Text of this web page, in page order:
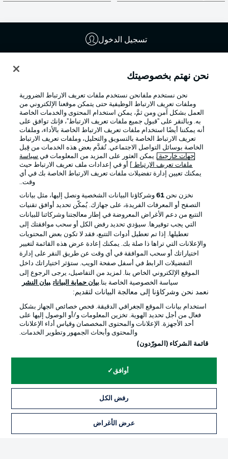
تسجيل الدخول
Football as it's meant to be
تطبيق الدوري الألماني
Official Partners
الإخطارات القانونية
شروط الاستخدام الوظائف
تواصل معنا
نحن نهتم بخصوصيتك
نحن نستخدم ملفانحن نستخدم ملفات تعريف الارتباط الضرورية
وملفات تعريف الارتباط الوظيفية حتى يتمكن موقعنا الإلكتروني من
العمل بشكل آمن ومن ثمَّ، يمكن استخدام المحتوى والخدمات الخاصة
به. وبالنقر على "قبول جميع ملفات تعريف الارتباط"، فإنك توافق على
أنه يمكننا أيضًا استخدام ملفات تعريف الارتباط الخاصة بالأداء، وملفات
تعريف الارتباط الخاصة بالتسويق والتحليل، وملفات تعريف الارتباط
الخاصة بوسائل التواصل الاجتماعي. تُقدَّم بعض هذه الخدمات من قِبل
جهات خارجية . يمكن العثور على المزيد من المعلومات في سياسة
ملفات تعريف الارتباط
] أو في إعدادات ملف تعريف الارتباط حيث
يمكنك تعيين إدارة تفضيلات ملفات تعريف الارتباط الخاصة بك في أي
وقت..
نخزن نحن 61وشركاؤنا البيانات الشخصية ونصل إليها، مثل بيانات
التصفح أو المعرفات الفريدة، على جهازك. يُمكّن تحديد أوافق تقنيات
التتبع من دعم الأغراض المعروضة في إطار معالجتنا وشركائنا للبيانات
التي يجب توفيرها. سيؤدي تحديد رفض الكل أو سحب موافقتك إلى
تعطيلها. إذا تم تعطيل أدوات التتبع، فقد لا تكون بعض المحتويات
والإعلانات التي تراها ذا صلة بك. يمكنك إعادة عرض هذه القائمة لتغيير
اختياراتك أو سحب الموافقة في أي وقت عن طريق النقر على إدارة
التفضيلات الرابط في أسفل صفحة الويب. ستؤثر اختياراتك داخل
الموقع الإلكتروني الخاص بنا. لمزيد من التفاصيل، يرجى الرجوع إلى
سياسة الخصوصية الخاصة بنا.بيان حماية البيانات بيان النشر
نعمد نحن وشركاؤنا إلى معالجة البيانات لتقديم:
استخدام بيانات الموقع الجغرافي الدقيقة. فحص خصائص الجهاز بشكل
فعال من أجل تحديد الهوية. تخزين المعلومات و/أو الوصول إليها على
أحد الأجهزة. الإعلانات والمحتوى المخصصان وقياس أداء الإعلانات
والمحتوى وأبحاث الجمهور وتطوير الخدمات.
قائمة الشركاء (المورّدون)
أوافق
رفض الكل
عرض الأغراض